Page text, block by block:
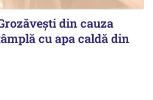
din cauza
cu apa caldă din